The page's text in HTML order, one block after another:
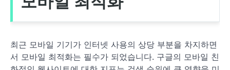
최근 모바일 기기가 인터넷 사용의 상당 부분을 차지하면
서 모바일 최적화는 필수가 되었습니다. 구글의 모바일 친